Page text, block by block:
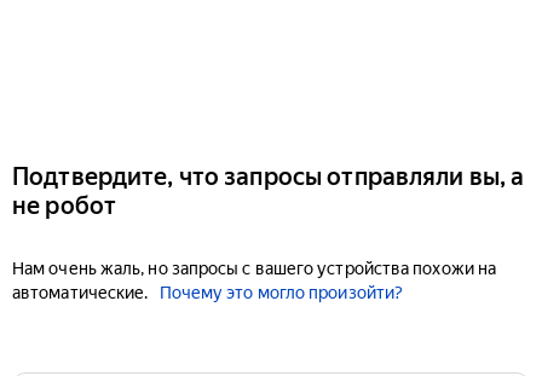
Подтвердите, что запросы отправляли вы, а
не робот
Нам очень жаль, но запросы с вашего устройства похожи на
автоматические.
Почему это могло произойти?